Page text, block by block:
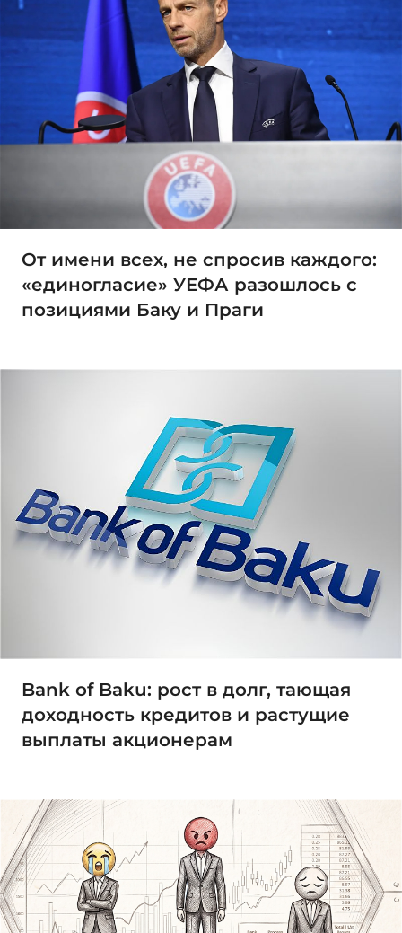
От имени всех, не спросив каждого:
«единогласие» УЕФА разошлось с
позициями Баку и Праги
Bank of Baku: рост в долг, тающая
доходность кредитов и растущие
выплаты акционерам